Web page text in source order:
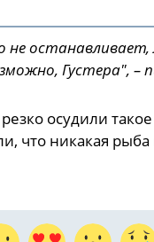
не
Густера", –
осудили
что никакая рыба